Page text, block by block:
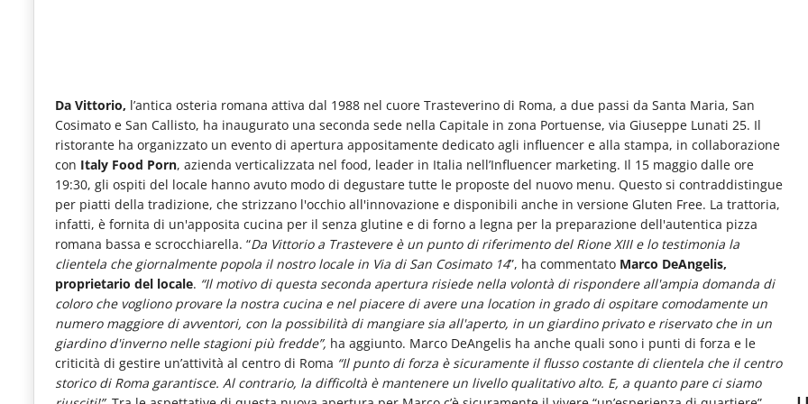
comparto
Horeca.
Da Vittorio, l’antica osteria romana attiva dal 1988 nel cuore Trasteverino di Roma, a due passi da Santa Maria, San
Cosimato e San Callisto, ha inaugurato una seconda sede nella Capitale in zona Portuense, via Giuseppe Lunati 25. Il
ristorante ha organizzato un evento di apertura appositamente dedicato agli influencer e alla stampa, in collaborazione
con Italy Food Porn, azienda verticalizzata nel food, leader in Italia nell’Influencer marketing. Il 15 maggio dalle ore
19:30, gli ospiti del locale hanno avuto modo di degustare tutte le proposte del nuovo menu. Questo si contraddistingue
per piatti della tradizione, che strizzano l'occhio all'innovazione e disponibili anche in versione Gluten Free. La trattoria,
infatti, è fornita di un'apposita cucina per il senza glutine e di forno a legna per la preparazione dell'autentica pizza
romana bassa e scrocchiarella. “Da Vittorio a Trastevere è un punto di riferimento del Rione XIII e lo testimonia la
clientela che giornalmente popola il nostro locale in Via di San Cosimato 14”, ha commentato Marco DeAngelis,
proprietario del locale. “Il motivo di questa seconda apertura risiede nella volontà di rispondere all'ampia domanda di
coloro che vogliono provare la nostra cucina e nel piacere di avere una location in grado di ospitare comodamente un
numero maggiore di avventori, con la possibilità di mangiare sia all'aperto, in un giardino privato e riservato che in un
giardino d'inverno nelle stagioni più fredde”, ha aggiunto. Marco DeAngelis ha anche quali sono i punti di forza e le
criticità di gestire un’attività al centro di Roma “Il punto di forza è sicuramente il flusso costante di clientela che il centro
storico di Roma garantisce. Al contrario, la difficoltà è mantenere un livello qualitativo alto. E, a quanto pare ci siamo